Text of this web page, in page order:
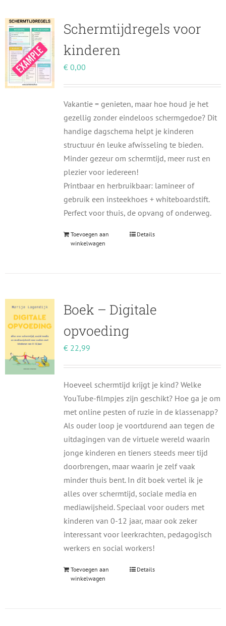
Schermtijdregels voor
kinderen
€0,00
Vakantie = genieten, maar hoe houd je het
gezellig zonder eindeloos schermgedoe? Dit
handige dagschema helpt je kinderen
structuur én leuke afwisseling te bieden.
Minder gezeur om schermtijd, meer rust en
plezier voor iedereen!
Printbaar en herbruikbaar: lamineer of
gebruik een insteekhoes + whiteboardstift.
Perfect voor thuis, de opvang of onderweg.
Toevoegen aan
winkelwagen
Details
Boek – Digitale
opvoeding
€22,99
Hoeveel schermtijd krijgt je kind? Welke
YouTube-filmpjes zijn geschikt? Hoe ga je om
met online pesten of ruzie in de klassenapp?
Als ouder loop je voortdurend aan tegen de
uitdagingen van de virtuele wereld waarin
jonge kinderen en tieners steeds meer tijd
doorbrengen, maar waarin je zelf vaak
minder thuis bent. In dit boek vertel ik je
alles over schermtijd, sociale media en
mediawijsheid. Speciaal voor ouders met
kinderen van 0-12 jaar, maar ook zeker
interessant voor leerkrachten, pedagogisch
werkers en social workers!
Toevoegen aan
winkelwagen
Details